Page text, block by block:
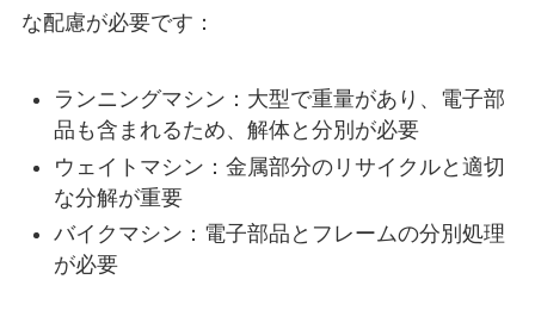
な配慮が必要です：
ランニングマシン：大型で重量があり、電子部
品も含まれるため、解体と分別が必要
ウェイトマシン：金属部分のリサイクルと適切
な分解が重要
バイクマシン：電子部品とフレームの分別処理
が必要